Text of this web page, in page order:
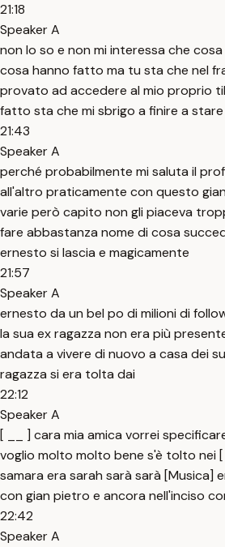
21:18
Speaker A
non lo so e non mi interessa che
cosa hanno fatto ma tu sta che nel
provato ad accedere al mio proprio
fatto sta che mi sbrigo a finire a stare
21:43
Speaker A
perché probabilmente mi saluta il
all'altro praticamente con questo
varie però capito non gli piaceva
fare abbastanza nome di cosa
ernesto si lascia e magicamente
21:57
Speaker A
ernesto da un bel po di milioni di
la sua ex ragazza non era più
andata a vivere di nuovo a casa dei
ragazza si era tolta dai
22:12
Speaker A
[ __ ] cara mia amica vorrei
voglio molto molto bene s'è tolto nei
samara era sarah sarà sarà [Musica]
con gian pietro e ancora nell'inciso
22:42
Speaker A